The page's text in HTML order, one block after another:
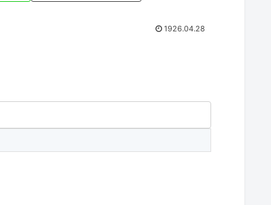
1926.04.28